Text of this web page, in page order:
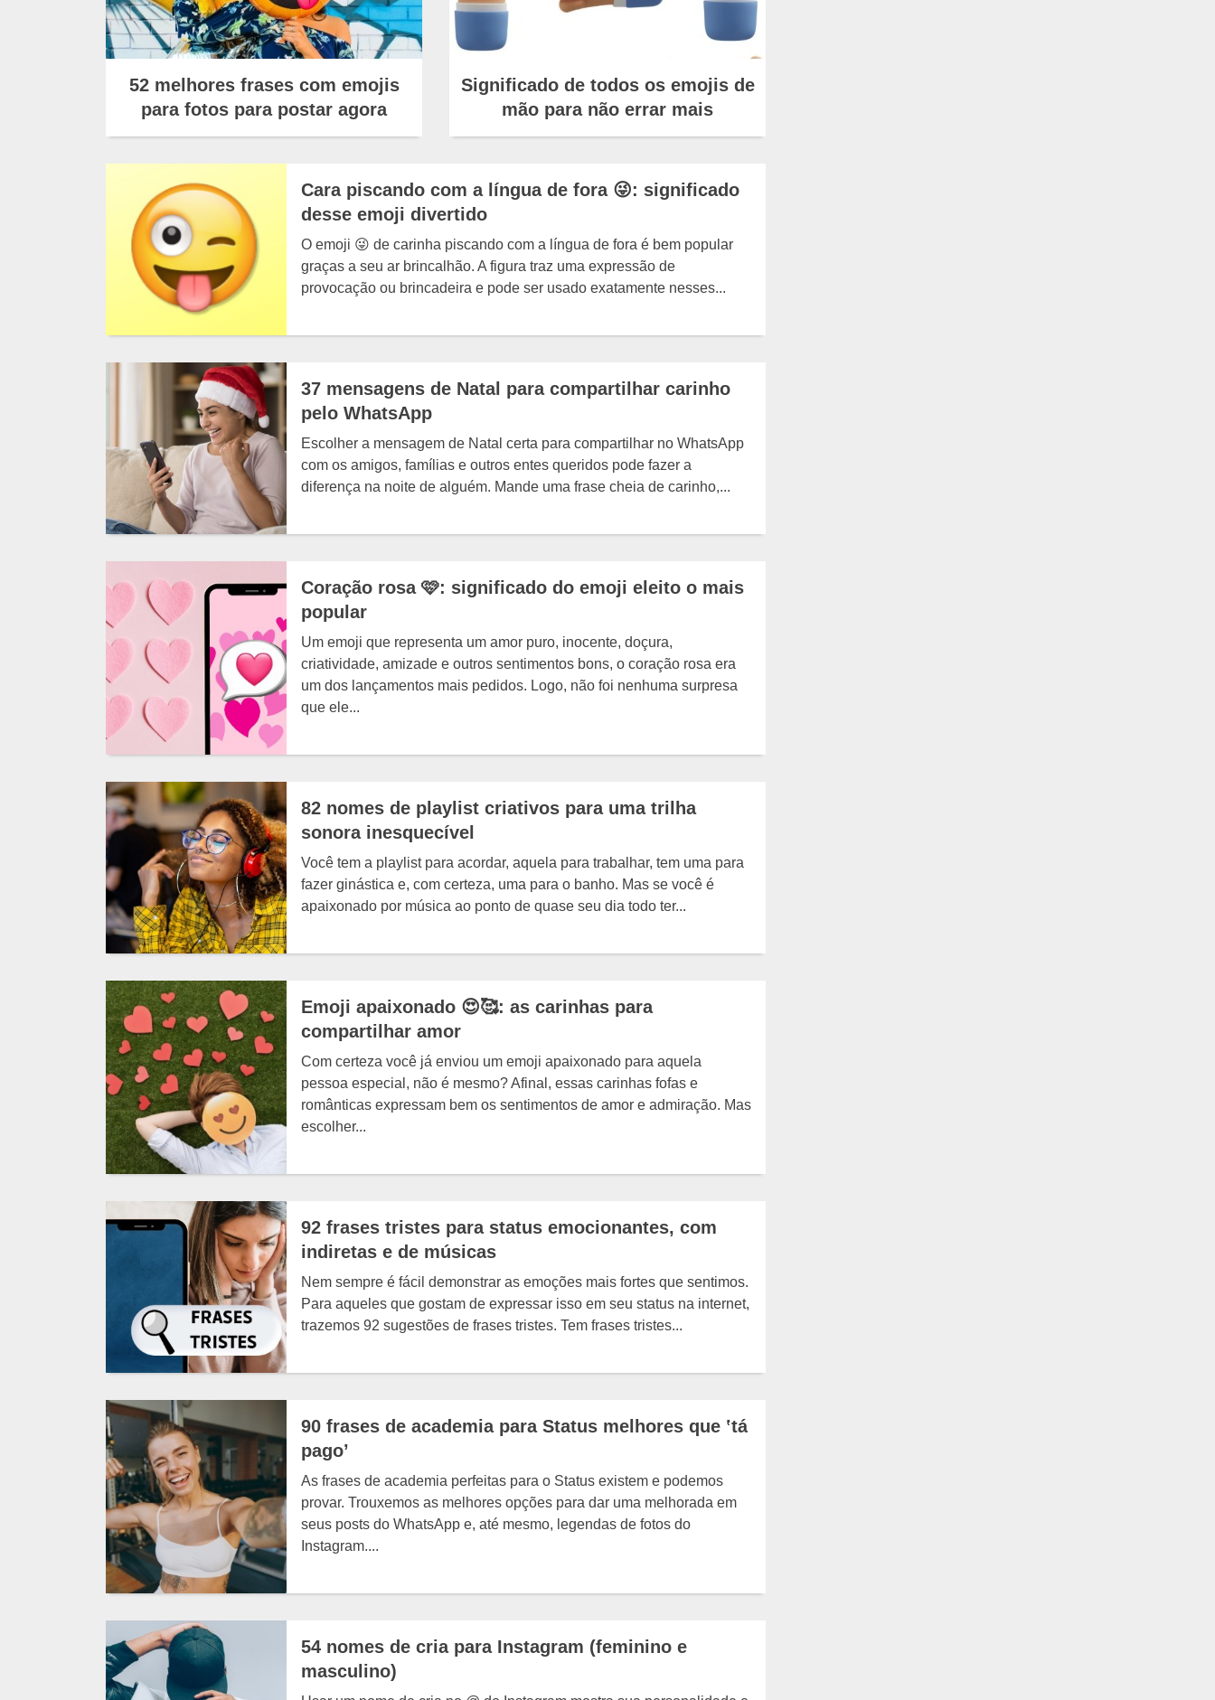
52 melhores frases com emojis
para fotos para postar agora
Significado de todos os emojis de
mão para não errar mais
Cara piscando com a língua de fora 😜: significado
desse emoji divertido
O emoji 😜 de carinha piscando com a língua de fora é bem popular
graças a seu ar brincalhão. A figura traz uma expressão de
provocação ou brincadeira e pode ser usado exatamente nesses...
37 mensagens de Natal para compartilhar carinho
pelo WhatsApp
Escolher a mensagem de Natal certa para compartilhar no WhatsApp
com os amigos, famílias e outros entes queridos pode fazer a
diferença na noite de alguém. Mande uma frase cheia de carinho,...
Coração rosa 🩷: significado do emoji eleito o mais
popular
Um emoji que representa um amor puro, inocente, doçura,
criatividade, amizade e outros sentimentos bons, o coração rosa era
um dos lançamentos mais pedidos. Logo, não foi nenhuma surpresa
que ele...
82 nomes de playlist criativos para uma trilha
sonora inesquecível
Você tem a playlist para acordar, aquela para trabalhar, tem uma para
fazer ginástica e, com certeza, uma para o banho. Mas se você é
apaixonado por música ao ponto de quase seu dia todo ter...
Emoji apaixonado 😍🥰: as carinhas para
compartilhar amor
Com certeza você já enviou um emoji apaixonado para aquela
pessoa especial, não é mesmo? Afinal, essas carinhas fofas e
românticas expressam bem os sentimentos de amor e admiração. Mas
escolher...
92 frases tristes para status emocionantes, com
indiretas e de músicas
Nem sempre é fácil demonstrar as emoções mais fortes que sentimos.
Para aqueles que gostam de expressar isso em seu status na internet,
trazemos 92 sugestões de frases tristes. Tem frases tristes...
90 frases de academia para Status melhores que ʽtá
pagoʼ
As frases de academia perfeitas para o Status existem e podemos
provar. Trouxemos as melhores opções para dar uma melhorada em
seus posts do WhatsApp e, até mesmo, legendas de fotos do
Instagram....
54 nomes de cria para Instagram (feminino e
masculino)